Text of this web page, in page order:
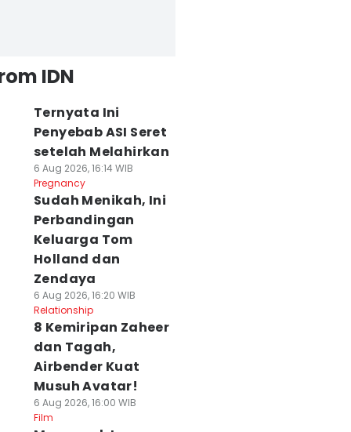
IDN
Ternyata Ini
Penyebab ASI Seret
setelah Melahirkan
6 Aug 2026, 16:14 WIB
Pregnancy
Sudah Menikah, Ini
Perbandingan
Keluarga Tom
Holland dan
Zendaya
6 Aug 2026, 16:20 WIB
Relationship
8 Kemiripan Zaheer
dan Tagah,
Airbender Kuat
Musuh Avatar!
6 Aug 2026, 16:00 WIB
Film